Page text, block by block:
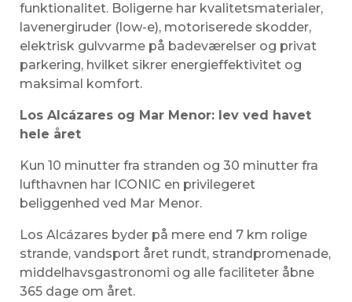
funktionalitet. Boligerne har kvalitetsmaterialer,
lavenergiruder (low-e), motoriserede skodder,
elektrisk gulvvarme på badeværelser og privat
parkering, hvilket sikrer energieffektivitet og
maksimal komfort.
Los Alcázares og Mar Menor: lev ved havet
hele året
Kun 10 minutter fra stranden og 30 minutter fra
lufthavnen har ICONIC en privilegeret
beliggenhed ved Mar Menor.
Los Alcázares byder på mere end 7 km rolige
strande, vandsport året rundt, strandpromenade,
middelhavsgastronomi og alle faciliteter åbne
365 dage om året.